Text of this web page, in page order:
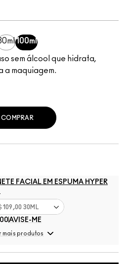
sem álcool que hidrata,
a maquiagem.
100ml
FACIAL EM ESPUMA HYPER
30ML
AVISE-ME
mais produtos
COMPRAR